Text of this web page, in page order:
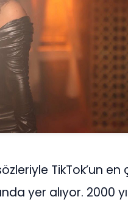
TikTok’un en
yer alıyor. 2000